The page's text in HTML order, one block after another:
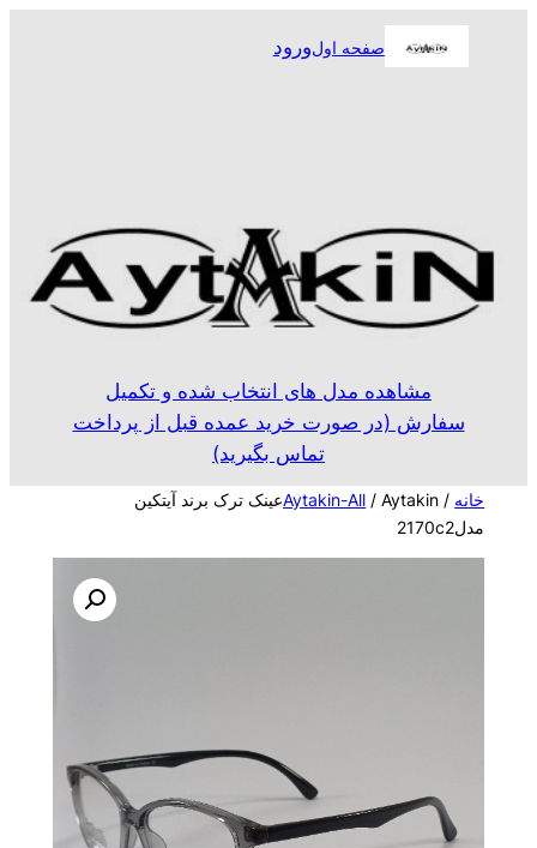
صفحه اولورود
مشاهده مدل های انتخاب شده و تکمیل
سفارش (در صورت خرید عمده قبل از پرداخت
تماس بگیرید)
خانه /
Aytakin-All/ Aytakinعینک ترک برند آیتکین
مدل2170c2